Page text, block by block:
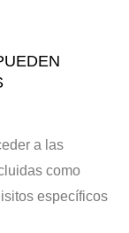
a las
como
específicos